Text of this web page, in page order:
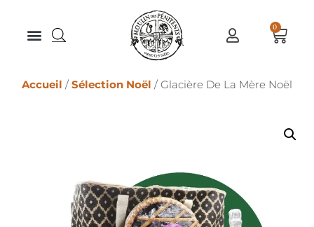
0
Accueil / Sélection Noël / Glacière De La Mère Noël